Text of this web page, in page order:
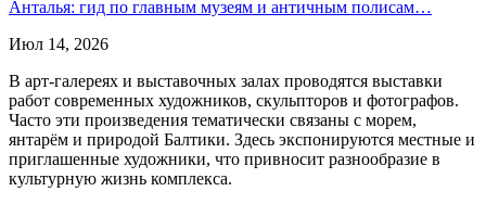
Анталья: гид по главным музеям и античным полисам…
Июл 14, 2026
В арт-галереях и выставочных залах проводятся выставки
работ современных художников, скульпторов и фотографов.
Часто эти произведения тематически связаны с морем,
янтарём и природой Балтики. Здесь экспонируются местные и
приглашенные художники, что привносит разнообразие в
культурную жизнь комплекса.